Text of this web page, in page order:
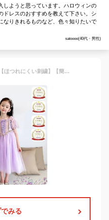
しようと思っています。ハロウィンの
ドレスのおすすめを教えて下さい。シ
なりきれるものなど、色々知りたいで
satoooo(40代・男性)
(マラソン300円OFFクーポン)【ほつれにくい刺繍】【簡易ラッピング】【品質保証 1品ずつ丁寧に検品 】ラプンツェルドレス 半袖 子供用 キッズ 子供 衣装 プリンセスドレス コスチューム ハロウィン クリスマス お姫様 子ども
みる